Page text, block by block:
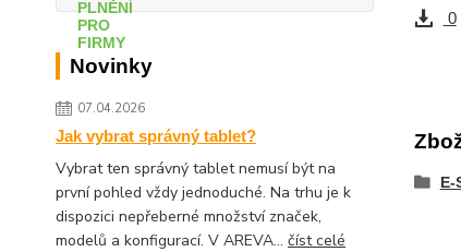
Novinky
07.04.2026
Jak vybrat správný tablet?
Vybrat ten správný tablet nemusí být na
první pohled vždy jednoduché. Na trhu je k
dispozici nepřeberné množství značek,
modelů a konfigurací. V AREVA...číst celé
0
E-